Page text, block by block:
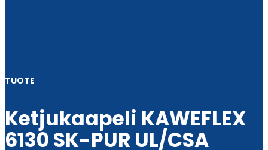
TUOTE
Ketjukaapeli KAWEFLEX
6130 SK-PUR UL/CSA